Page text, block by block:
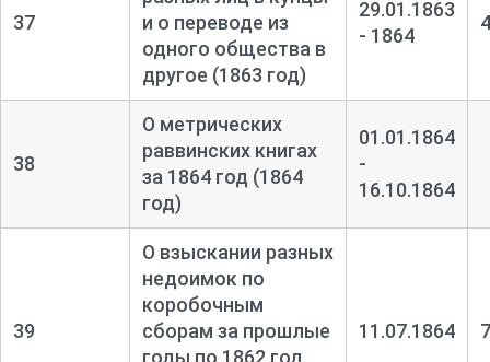
37
и о переводе из
одного общества в
другое (1863 год)
29.01.1863
- 1864
38
О метрических
раввинских книгах
за 1864 год (1864
год)
01.01.1864
-
16.10.1864
39
О взыскании разных
недоимок по
коробочным
сборам за прошлые
годы по 1862 год
11.07.1864 7